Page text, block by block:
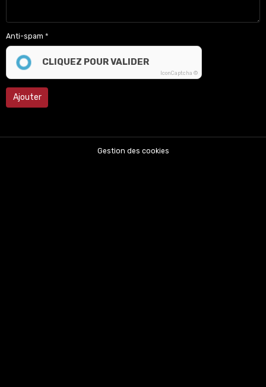
Anti-spam
CLIQUEZ POUR VALIDER
IconCaptcha ©
Ajouter
Gestion des cookies